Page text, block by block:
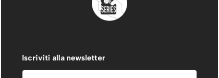
Iscriviti alla newsletter